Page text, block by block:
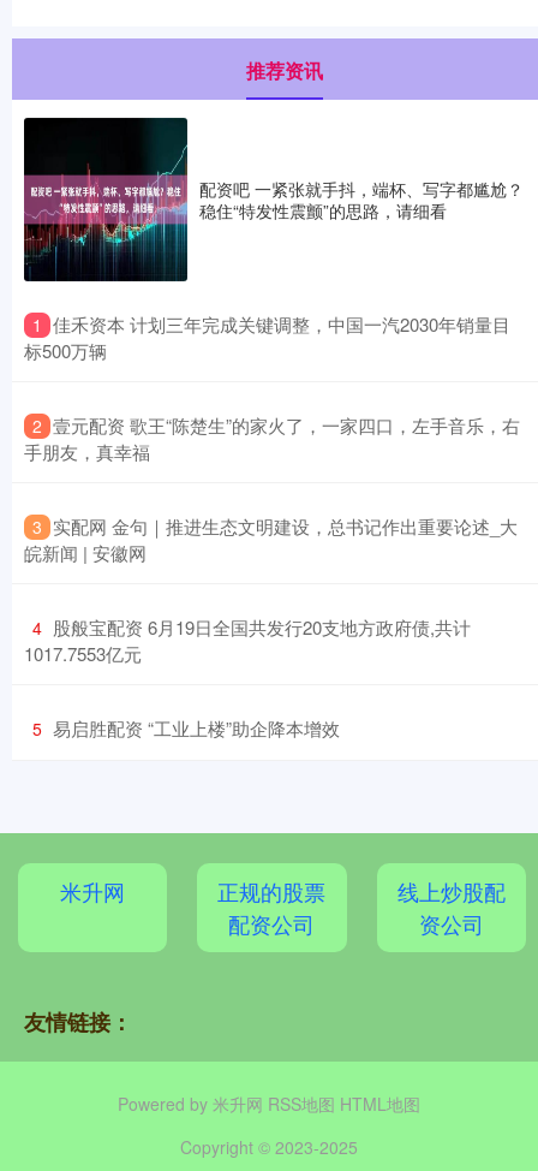
推荐资讯
配资吧 一紧张就手抖，端杯、写字都尴尬？
稳住“特发性震颤”的思路，请细看
1 ​佳禾资本 计划三年完成关键调整，中国一汽2030年销量目
标500万辆
2 ​壹元配资 歌王“陈楚生”的家火了，一家四口，左手音乐，右
手朋友，真幸福
3 ​实配网 金句｜推进生态文明建设，总书记作出重要论述_大
皖新闻 | 安徽网
4 ​股般宝配资 6月19日全国共发行20支地方政府债,共计
1017.7553亿元
5 ​易启胜配资 “工业上楼”助企降本增效
米升网
正规的股票
配资公司
线上炒股配
资公司
友情链接：
Powered by 米升网 RSS地图 HTML地图
Copyright © 2023-2025